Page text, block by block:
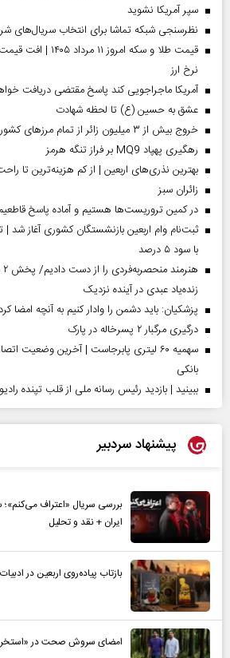
سپر آمریکا نشوید
نظرسنجی شبکه تماشا برای انتخاب سریال‌های
قیمت طلا و سکه
نرخ ارز
آمریکا ماجراجویی کند پاسخ مقتضی دریافت
عشق به حسین (ع) تا لحظه شهادت
خروج بیش از ۳ میلیون زائر از تمام مرز‌های کشور
رهگیری پهپاد MQ9 بر فراز تنگه هرمز
بهترین نذری‌های اربعین | از کم هزینه‌ترین تا
‌زائران سبز
در کمین تروریست‌ها هستیم و آماده پاسخ
با سود ۵ درصد
زنده‌یاد عبدی در آینده نزدیک
پزشکیان: باید دشمن را وادار کنیم به آنچه امضا
درگیری مرگبار ۲ پسرخاله در پارک
سهمیه ۶۰ لیتری پابرجاست | آخرین وضعیت
بانکی
ببینید | بازدید رئیس رسانه ملی از قلب تپنده
پیشنهاد سردبیر
بررسی سریال «اعتراف می‌کنم»؛
ایران + نقد و تحلیل
بازتاب پیاده‌روی اربعین در
امضای سروش صحت در «استخر»